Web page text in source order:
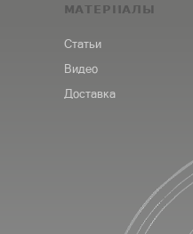
МАТЕРИАЛЫ
Статьи
Видео
Доставка